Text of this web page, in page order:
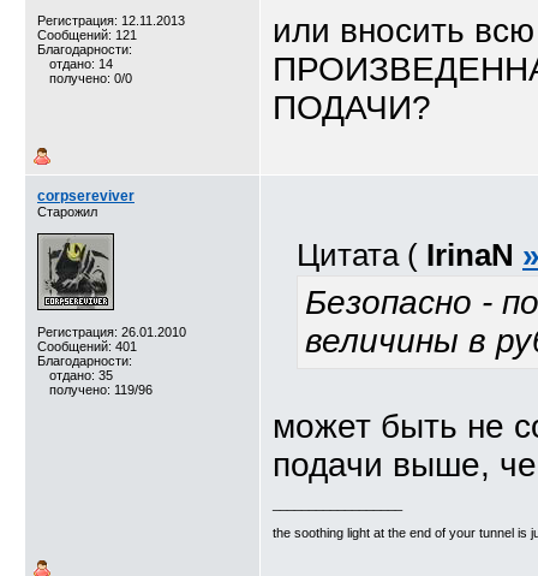
Регистрация: 12.11.2013
Сообщений: 121
Благодарности:
отдано: 14
получено: 0/0
или вносить
ПОДАЧИ?
corpsereviver
Старожил
Регистрация: 26.01.2010
Сообщений: 401
Благодарности:
отдано: 35
получено: 119/96
Цитата ( IrinaN »
Безопасно -
величины в
может быть не
подачи выше,
the soothing light at the end of your tunnel is